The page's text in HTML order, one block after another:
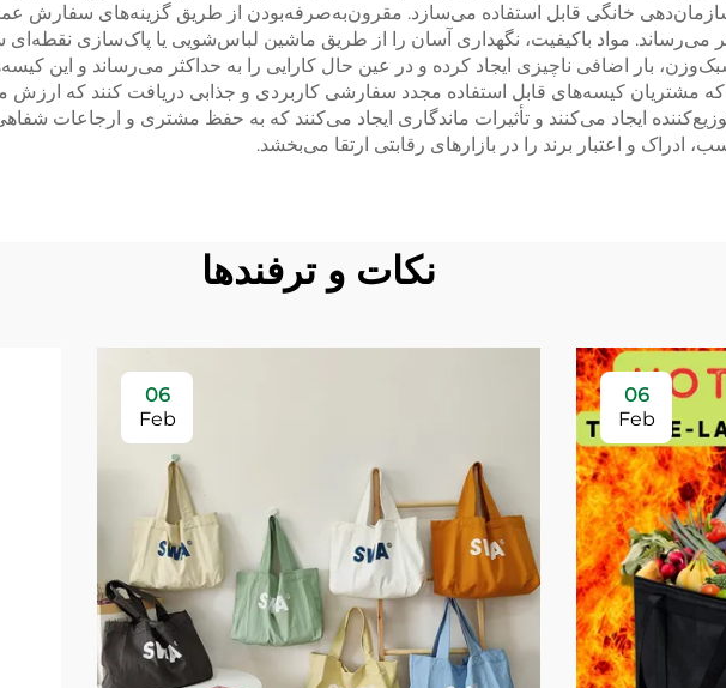
خانگی قابل استفاده می‌سازد. مقرون‌به‌صرفه‌بودن از طریق گزینه‌های سفارش
می‌رساند. مواد باکیفیت، نگهداری آسان را از طریق ماشین لباس‌شویی یا پاک‌سازی
بار اضافی ناچیزی ایجاد کرده و در عین حال کارایی را به حداکثر می‌رساند و این
که مشتریان کیسه‌های قابل استفاده مجدد سفارشی کاربردی و جذابی دریافت کنند که
توزیع‌کننده ایجاد می‌کنند و تأثیرات ماندگاری ایجاد می‌کنند که به حفظ مشتری و
و اعتبار برند را در بازارهای رقابتی ارتقا می‌بخشد.
نکات و ترفندها
06
Feb
06
Feb